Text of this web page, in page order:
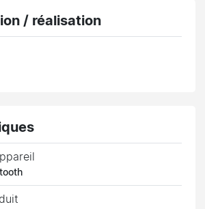
/ réalisation